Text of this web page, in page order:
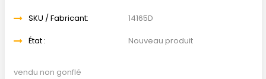
SKU / Fabricant:
14165D
État :
Nouveau produit
vendu non gonflé